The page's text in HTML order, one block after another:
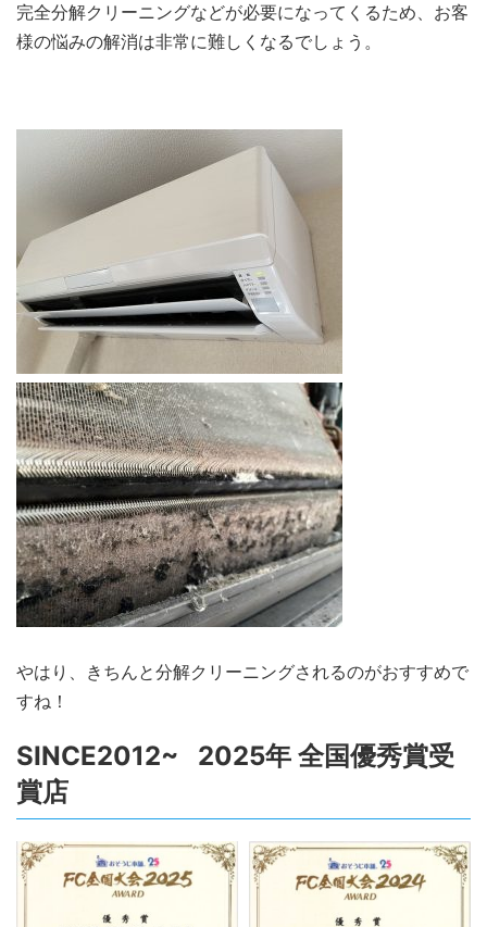
完全分解クリーニングなどが必要になってくるため、お客
様の悩みの解消は非常に難しくなるでしょう。
やはり、きちんと分解クリーニングされるのがおすすめで
すね！
SINCE2012~ 2025年 全国優秀賞受
賞店